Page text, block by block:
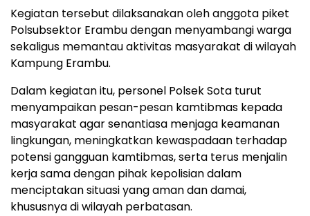
Kegiatan tersebut dilaksanakan oleh anggota piket
Polsubsektor Erambu dengan menyambangi warga
sekaligus memantau aktivitas masyarakat di wilayah
Kampung Erambu.
Dalam kegiatan itu, personel Polsek Sota turut
menyampaikan pesan-pesan kamtibmas kepada
masyarakat agar senantiasa menjaga keamanan
lingkungan, meningkatkan kewaspadaan terhadap
potensi gangguan kamtibmas, serta terus menjalin
kerja sama dengan pihak kepolisian dalam
menciptakan situasi yang aman dan damai,
khususnya di wilayah perbatasan.